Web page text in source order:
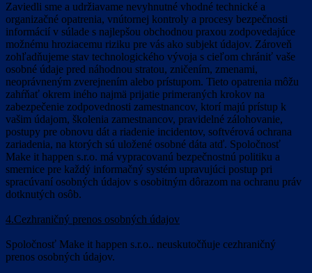
Zaviedli sme a udržiavame nevyhnutné vhodné technické a
organizačné opatrenia, vnútornej kontroly a procesy bezpečnosti
informácií v súlade s najlepšou obchodnou praxou zodpovedajúce
možnému hroziacemu riziku pre vás ako subjekt údajov. Zároveň
zohľadňujeme stav technologického vývoja s cieľom chrániť vaše
osobné údaje pred náhodnou stratou, zničením, zmenami,
neoprávneným zverejnením alebo prístupom. Tieto opatrenia môžu
zahŕňať okrem iného najmä prijatie primeraných krokov na
zabezpečenie zodpovednosti zamestnancov, ktorí majú prístup k
vašim údajom, školenia zamestnancov, pravidelné zálohovanie,
postupy pre obnovu dát a riadenie incidentov, softvérová ochrana
zariadenia, na ktorých sú uložené osobné dáta atď. Spoločnosť
Make it happen s.r.o. má vypracovanú bezpečnostnú politiku a
smernice pre každý informačný systém upravujúci postup pri
spracúvaní osobných údajov s osobitným dôrazom na ochranu práv
dotknutých osôb.
4.Cezhraničný prenos osobných údajov
Spoločnosť Make it happen s.r.o.. neuskutočňuje cezhraničný
prenos osobných údajov.